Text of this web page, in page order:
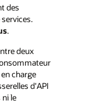
des
.
deux
charge
d'API
le